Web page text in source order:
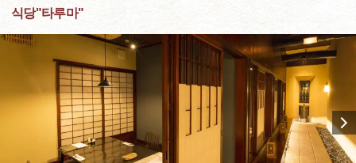
식당"타루마"